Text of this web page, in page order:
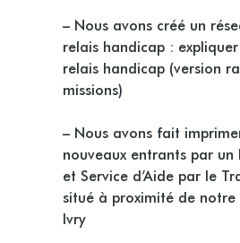
– Nous avons créé un
relais handicap :
relais handicap (version
missions)
– Nous avons fait
nouveaux entrants par un
et Service d’Aide par le
situé à proximité de notre
Ivry